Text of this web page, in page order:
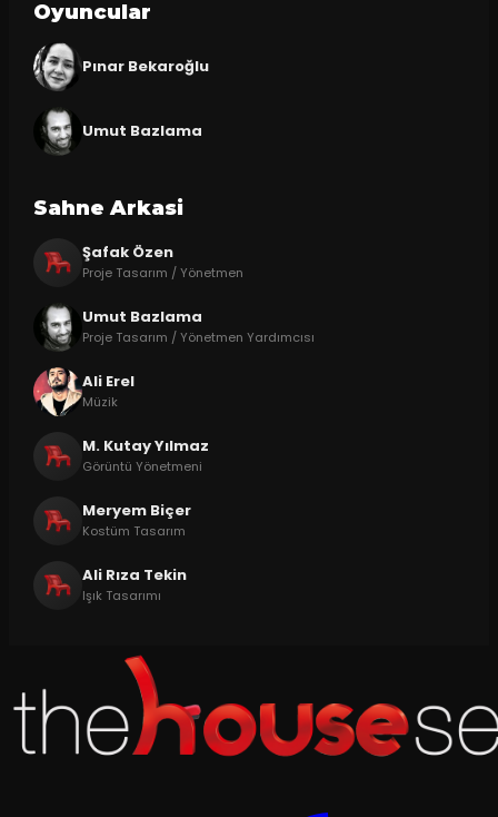
Oyuncular
Pınar Bekaroğlu
Umut Bazlama
Sahne Arkasi
Şafak Özen
Proje Tasarım / Yönetmen
Umut Bazlama
Proje Tasarım / Yönetmen Yardımcısı
Ali Erel
Müzik
M. Kutay Yılmaz
Görüntü Yönetmeni
Meryem Biçer
Kostüm Tasarım
Ali Rıza Tekin
Işık Tasarımı